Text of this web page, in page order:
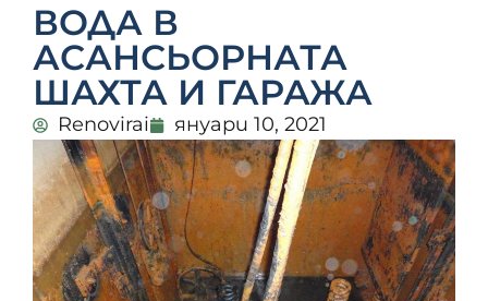
ВОДА В
АСАНСЬОРНАТА
ШАХТА И ГАРАЖА
Renovirai януари 10, 2021